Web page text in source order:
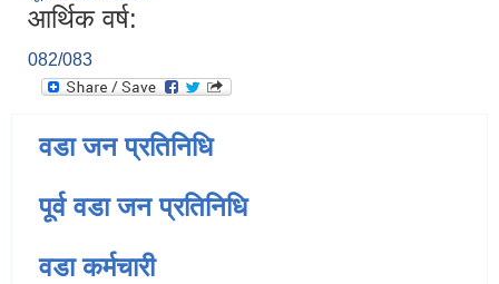
आर्थिक वर्ष:
082/083
वडा जन प्रतिनिधि
पूर्व वडा जन प्रतिनिधि
वडा कर्मचारी